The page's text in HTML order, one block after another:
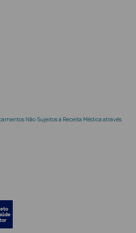
Não Sujeitos a Receita Médica através